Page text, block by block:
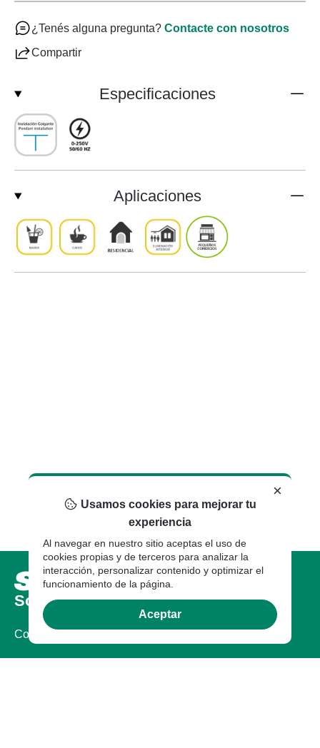
¿Tenés alguna pregunta? Contacte con nosotros
Compartir
Especificaciones
Aplicaciones
Sobre nosotros
Compañia
×
Usamos cookies para mejorar tu
experiencia
Al navegar en nuestro sitio aceptas el uso de
cookies propias y de terceros para analizar la
interacción, personalizar contenido y optimizar el
funcionamiento de la página.
Aceptar